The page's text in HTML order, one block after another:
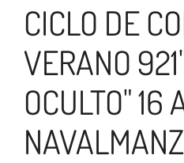
CICLO DE
VERANO
OCULTO" 16